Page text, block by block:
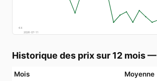
€4
2026-07-11
Historique des prix sur 12 mois—
Mois Moyenne